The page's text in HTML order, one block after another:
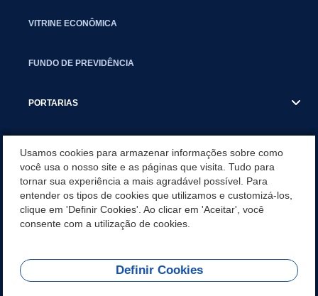
VITRINE ECONÔMICA
FUNDO DE PREVIDÊNCIA
PORTARIAS
CONCURSO/PSS/CONVOCAÇÃO
INCENTIVOS PÚBLICOS À PROJETOS CULTURAIS - INÁCIO
MARTINS PR
REDES SOCIAIS
Usamos cookies para armazenar informações sobre como
você usa o nosso site e as páginas que visita. Tudo para
tornar sua experiência a mais agradável possível. Para
entender os tipos de cookies que utilizamos e customizá-los,
clique em 'Definir Cookies'. Ao clicar em 'Aceitar', você
consente com a utilização de cookies.
Definir Cookies